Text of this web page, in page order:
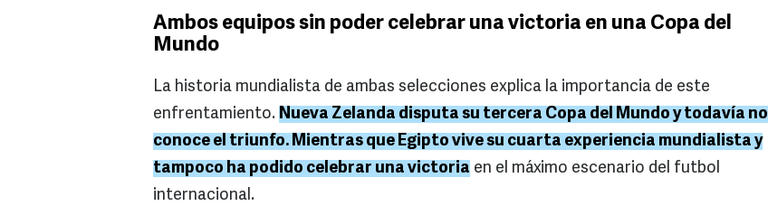
Ambos equipos sin poder celebrar una victoria en una Copa del
Mundo
La historia mundialista de ambas selecciones explica la importancia de este
enfrentamiento. Nueva Zelanda disputa su tercera Copa del Mundo y todavía no
conoce el triunfo. Mientras que Egipto vive su cuarta experiencia mundialista y
tampoco ha podido celebrar una victoria en el máximo escenario del futbol
internacional.